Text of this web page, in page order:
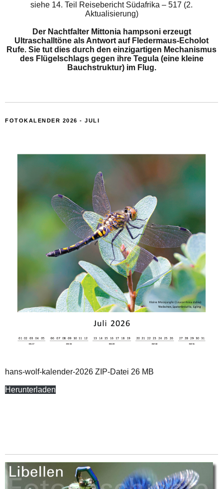
siehe 14. Teil Reisebericht Südafrika – 517 (2.
Aktualisierung)
Der Nachtfalter Mittonia hampsoni erzeugt
Ultraschalltöne als Antwort auf Fledermaus-Echolot
Rufe. Sie tut dies durch den einzigartigen Mechanismus
des Flügelschlags gegen ihre Tegula (eine kleine
Bauchstruktur) im Flug.
FOTOKALENDER 2026 - JULI
hans-wolf-kalender-2026 ZIP-Datei 26 MB
Herunterladen